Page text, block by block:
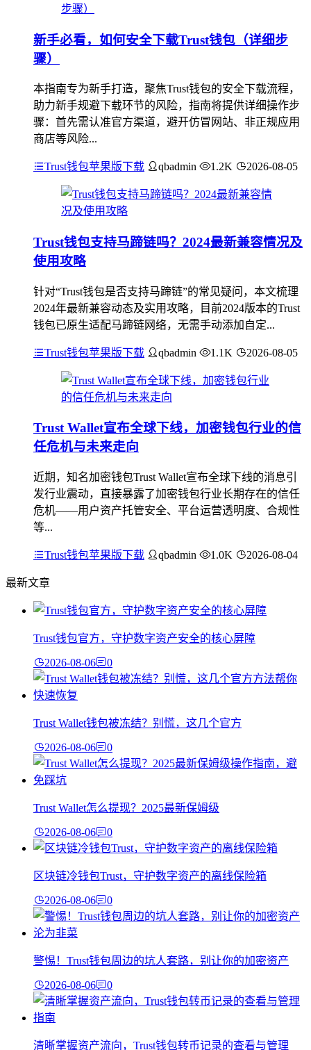
新手必看，如何安全下载Trust钱包（详细步
骤）
本指南专为新手打造，聚焦Trust钱包的安全下载流程，
助力新手规避下载环节的风险，指南将提供详细操作步
骤：首先需认准官方渠道，避开仿冒网站、非正规应用
商店等风险...
Trust钱包苹果版下载 qbadmin 1.2K 2026-08-05
Trust钱包支持马蹄链吗？2024最新兼容情况及
使用攻略
针对“Trust钱包是否支持马蹄链”的常见疑问，本文梳理
2024年最新兼容动态及实用攻略，目前2024版本的Trust
钱包已原生适配马蹄链网络，无需手动添加自定...
Trust钱包苹果版下载 qbadmin 1.1K 2026-08-05
Trust Wallet宣布全球下线，加密钱包行业的信
任危机与未来走向
近期，知名加密钱包Trust Wallet宣布全球下线的消息引
发行业震动，直接暴露了加密钱包行业长期存在的信任
危机——用户资产托管安全、平台运营透明度、合规性
等...
Trust钱包苹果版下载 qbadmin 1.0K 2026-08-04
最新文章
Trust钱包官方，守护数字资产安全的核心屏障
2026-08-06 0
Trust Wallet钱包被冻结？别慌，这几个官方
2026-08-06 0
Trust Wallet怎么提现？2025最新保姆级
2026-08-06 0
区块链冷钱包Trust，守护数字资产的离线保险箱
2026-08-06 0
警惕！Trust钱包周边的坑人套路，别让你的加密资产
2026-08-06 0
清晰掌握资产流向，Trust钱包转币记录的查看与管理